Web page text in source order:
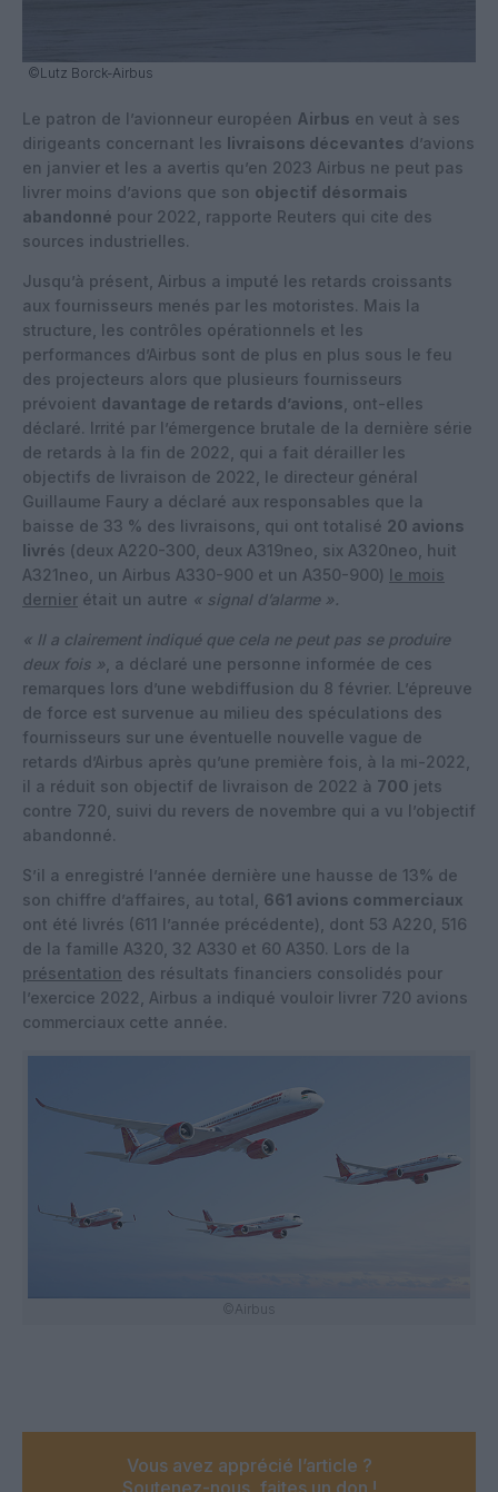
©Lutz Borck-Airbus
Le patron de l’avionneur européen Airbus en veut à ses
dirigeants concernant les livraisons décevantes d’avions
en janvier et les a avertis qu’en 2023 Airbus ne peut pas
livrer moins d’avions que son objectif désormais
abandonné pour 2022, rapporte Reuters qui cite des
sources industrielles.
Jusqu’à présent, Airbus a imputé les retards croissants
aux fournisseurs menés par les motoristes. Mais la
structure, les contrôles opérationnels et les
performances d’Airbus sont de plus en plus sous le feu
des projecteurs alors que plusieurs fournisseurs
prévoient davantage de retards d’avions , ont-elles
déclaré. Irrité par l’émergence brutale de la dernière série
de retards à la fin de 2022, qui a fait dérailler les
objectifs de livraison de 2022, le directeur général
Guillaume Faury a déclaré aux responsables que la
baisse de 33 % des livraisons, qui ont totalisé 20 avions
livrés (deux A220-300, deux A319neo, six A320neo, huit
A321neo, un Airbus A330-900 et un A350-900) le mois
dernier était un autre « signal d’alarme ».
« Il a clairement indiqué que cela ne peut pas se produire
deux fois » , a déclaré une personne informée de ces
remarques lors d’une webdiffusion du 8 février. L’épreuve
de force est survenue au milieu des spéculations des
fournisseurs sur une éventuelle nouvelle vague de
retards d’Airbus après qu’une première fois, à la mi-2022,
il a réduit son objectif de livraison de 2022 à 700 jets
contre 720, suivi du revers de novembre qui a vu l’objectif
abandonné.
S’il a enregistré l’année dernière une hausse de 13% de
son chiffre d’affaires, au total, 661 avions commerciaux
ont été livrés (611 l’année précédente), dont 53 A220, 516
de la famille A320, 32 A330 et 60 A350. Lors de la
présentation des résultats financiers consolidés pour
l’exercice 2022, Airbus a indiqué vouloir livrer 720 avions
commerciaux cette année.
©Airbus
Vous avez apprécié l’article ?